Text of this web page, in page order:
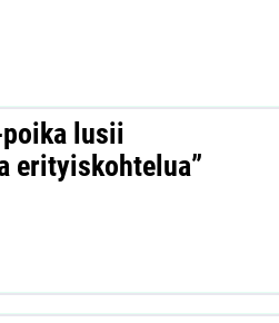
lusii
erityiskohtelua”